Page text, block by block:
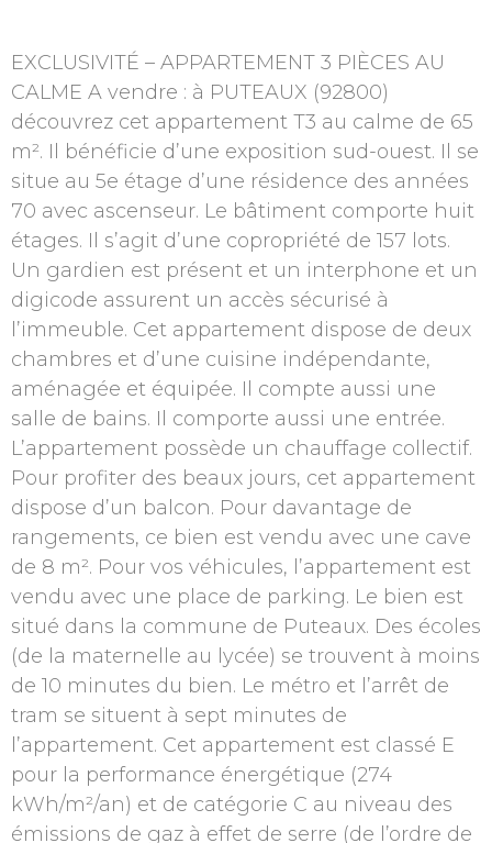
EXCLUSIVITÉ – APPARTEMENT 3 PIÈCES AU
CALME A vendre : à PUTEAUX (92800)
découvrez cet appartement T3 au calme de 65
m². Il bénéficie d’une exposition sud-ouest. Il se
situe au 5e étage d’une résidence des années
70 avec ascenseur. Le bâtiment comporte huit
étages. Il s’agit d’une copropriété de 157 lots.
Un gardien est présent et un interphone et un
digicode assurent un accès sécurisé à
l’immeuble. Cet appartement dispose de deux
chambres et d’une cuisine indépendante,
aménagée et équipée. Il compte aussi une
salle de bains. Il comporte aussi une entrée.
L’appartement possède un chauffage collectif.
Pour profiter des beaux jours, cet appartement
dispose d’un balcon. Pour davantage de
rangements, ce bien est vendu avec une cave
de 8 m². Pour vos véhicules, l’appartement est
vendu avec une place de parking. Le bien est
situé dans la commune de Puteaux. Des écoles
(de la maternelle au lycée) se trouvent à moins
de 10 minutes du bien. Le métro et l’arrêt de
tram se situent à sept minutes de
l’appartement. Cet appartement est classé E
pour la performance énergétique (274
kWh/m²/an) et de catégorie C au niveau des
émissions de gaz à effet de serre (de l’ordre de